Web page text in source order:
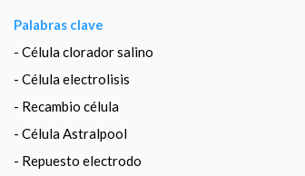
Palabras clave
- Célula clorador salino
- Célula electrolisis
- Recambio célula
- Célula Astralpool
- Repuesto electrodo